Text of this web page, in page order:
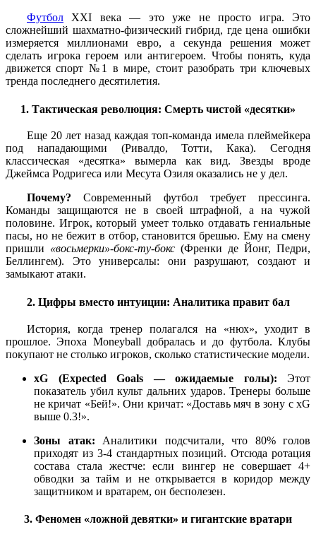
Футбол XXI века — это уже не просто игра. Это
сложнейший шахматно-физический гибрид, где цена ошибки
измеряется миллионами евро, а секунда решения может
сделать игрока героем или антигероем. Чтобы понять, куда
движется спорт №1 в мире, стоит разобрать три ключевых
тренда последнего десятилетия.
1. Тактическая революция: Смерть чистой «десятки»
Еще 20 лет назад каждая топ-команда имела плеймейкера
под нападающими (Ривалдо, Тотти, Кака). Сегодня
классическая «десятка» вымерла как вид. Звезды вроде
Джеймса Родригеса или Месута Озиля оказались не у дел.
Почему? Современный футбол требует прессинга.
Команды защищаются не в своей штрафной, а на чужой
половине. Игрок, который умеет только отдавать гениальные
пасы, но не бежит в отбор, становится брешью. Ему на смену
пришли «восьмерки»-бокс-ту-бокс (Френки де Йонг, Педри,
Беллингем). Это универсалы: они разрушают, создают и
замыкают атаки.
2. Цифры вместо интуиции: Аналитика правит бал
История, когда тренер полагался на «нюх», уходит в
прошлое. Эпоха Moneyball добралась и до футбола. Клубы
покупают не столько игроков, сколько статистические модели.
xG (Expected Goals — ожидаемые голы): Этот
показатель убил культ дальних ударов. Тренеры больше
не кричат «Бей!». Они кричат: «Доставь мяч в зону с xG
выше 0.3!».
Зоны атак: Аналитики подсчитали, что 80% голов
приходят из 3-4 стандартных позиций. Отсюда ротация
состава стала жестче: если вингер не совершает 4+
обводки за тайм и не открывается в коридор между
защитником и вратарем, он бесполезен.
3. Феномен «ложной девятки» и гигантские вратари